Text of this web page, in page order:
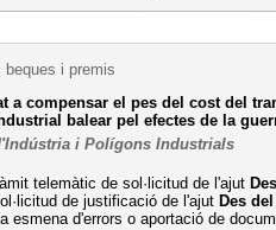
i premis
a compensar el pes del cost del
balear pel efectes de la
i Polígons Industrials
telemàtic de sol·licitud de l'ajut
de justificació de l'ajut Des del
esmena d'errors o aportació de